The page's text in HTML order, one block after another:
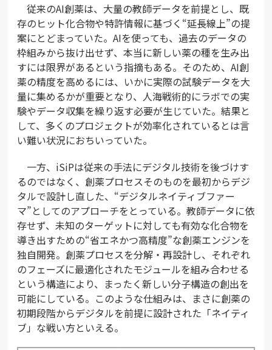
従来のAI創薬は、大量の教師データを前提とし、既
存のヒット化合物や特許情報に基づく“延長線上”の提
案にとどまっていた。AIを使っても、過去のデータの
枠組みから抜け出せず、本当に新しい薬の種を生み出
すには限界があるという指摘もある。そのため、AI創
薬の精度を高めるには、いかに実際の試験データを大
量に集めるかが重要となり、人海戦術的にラボでの実
験やデータ収集を繰り返す必要が生じていた。結果と
して、多くのプロジェクトが効率化されているとは言
い難い状況におちいっていた。
一方、iSiPは従来の手法にデジタル技術を後づけす
るのではなく、創薬プロセスそのものを最初からデジ
タルで設計し直した、“デジタルネイティブファー
マ”としてのアプローチをとっている。教師データに依
存せず、未知のターゲットに対しても有効な化合物を
導き出すための“省エネかつ高精度”な創薬エンジンを
独自開発。創薬プロセスを分解・再設計し、それぞれ
のフェーズに最適化されたモジュールを組み合わせる
という構造により、まったく新しい分子構造の創出を
可能にしている。このような仕組みは、まさに創薬の
初期段階からデジタルを前提に設計された「ネイティ
ブ」な戦い方といえる。